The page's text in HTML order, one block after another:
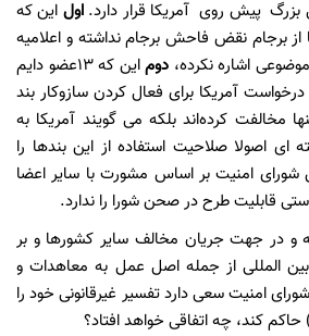
بزرگ پیش روی آمریکا قرار دارد. اول این که
از برجام نقض فاحش برجام نداشته و اعلامیه
اشاره نکرده، دوم
این که 13عضو دایم
آمریکا برای فعال کردن سازوکار بند
تنها مخالفت کرده‌اند بلکه می گویند آمریکا به
ای اصولا صلاحیت استفاده از این بندها را
امنیت بر اساس مشورت با سایر اعضا
قابلیت طرح در صحن شورا را ندارد.
و در جهت جریان مخالف سایر کشورها و بر
المللی از جمله اصل عمل به معاهدات و
امنیت سعی دارد تفسیر غیرقانونی خود را